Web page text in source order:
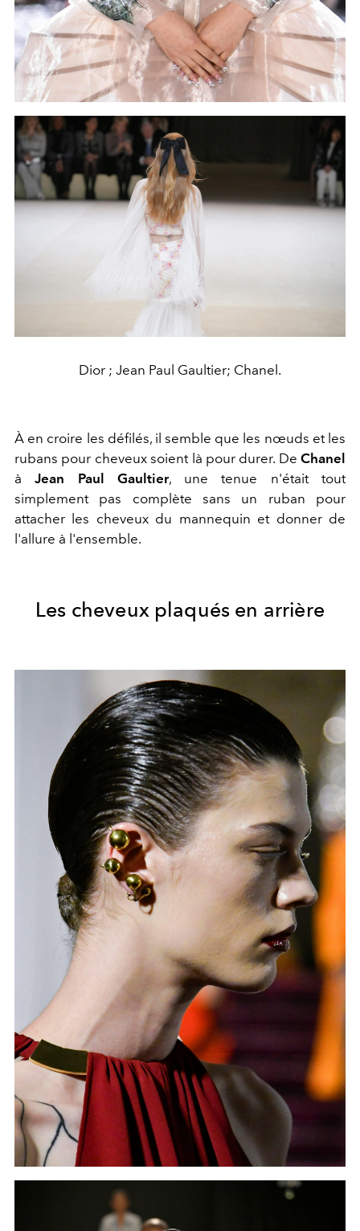
Dior ; Jean Paul Gaultier; Chanel.
À en croire les défilés, il semble que les nœuds et les
rubans pour cheveux soient là pour durer. De Chanel
àJean Paul Gaultier, une tenue n'était tout
simplement pas complète sans un ruban pour
attacher les cheveux du mannequin et donner de
l'allure à l'ensemble.
Les cheveux plaqués en arrière